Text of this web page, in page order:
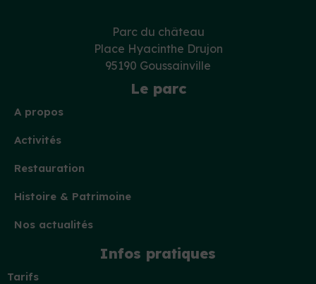
Parc du château
Place Hyacinthe Drujon
95190 Goussainville
Le parc
A propos
Activités
Restauration
Histoire & Patrimoine
Nos actualités
Infos pratiques
Tarifs